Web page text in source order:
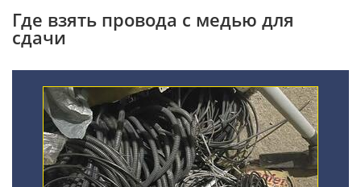
Где взять провода с медью для
сдачи